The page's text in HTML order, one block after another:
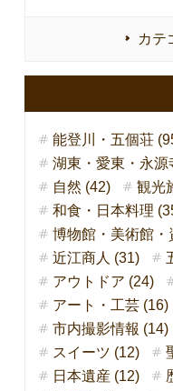
カテ
能登川・五個荘
湖東・愛東・永源
自然 (42)
観光
和食・日本料理
博物館・美術館・
近江商人 (31)
アウトドア (24)
アート・工芸 (16)
市内撮影情報 (14)
スイーツ (12)
日本遺産 (12)